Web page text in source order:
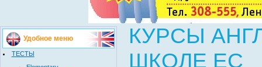
Удобное меню
ТЕСТЫ
КУРСЫ
ШКОЛЕ EC